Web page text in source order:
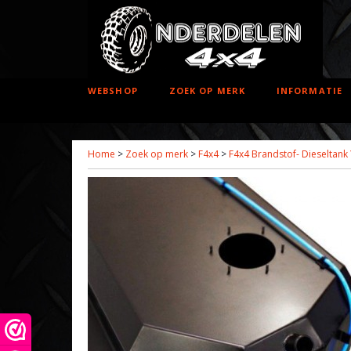
WEBSHOP ZOEK OP MERK INFORMATIE
Home > Zoek op merk > F4x4> F4x4 Brandstof- Dieseltank